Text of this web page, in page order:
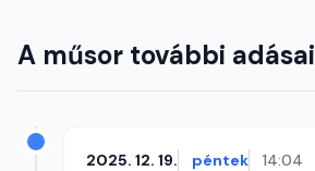
A műsor további adásai
2025. 12. 19. péntek 14:04